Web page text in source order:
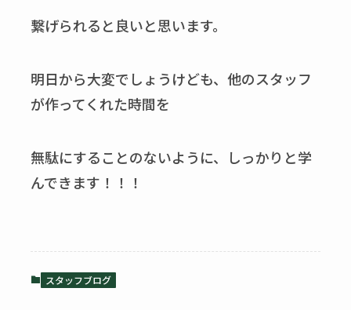
繋げられると良いと思います。
明日から大変でしょうけども、他のスタッフ
が作ってくれた時間を
無駄にすることのないように、しっかりと学
んできます！！！
スタッフブログ